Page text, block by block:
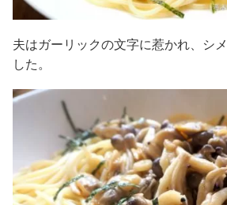
夫はガーリックの文字に惹かれ、シ
した。